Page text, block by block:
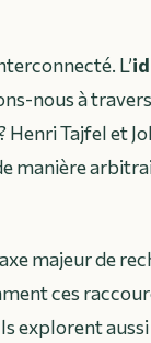
L’
nous à
Tajfel et
manière
majeur de
ces
explorent